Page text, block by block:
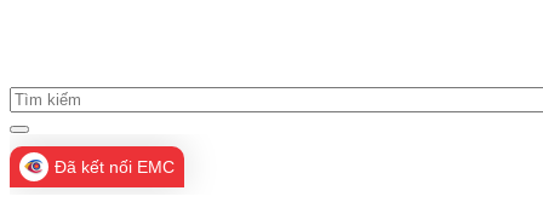
Đã kết nối EMC